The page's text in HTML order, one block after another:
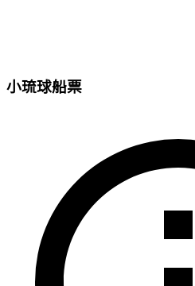
小琉球船票